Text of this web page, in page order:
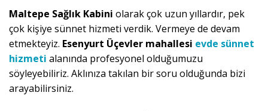
Maltepe Sağlık Kabini olarak çok uzun yıllardır, pek
çok kişiye sünnet hizmeti verdik. Vermeye de devam
etmekteyiz. Esenyurt Üçevler mahallesi evde sünnet
hizmeti alanında profesyonel olduğumuzu
söyleyebiliriz. Aklınıza takılan bir soru olduğunda bizi
arayabilirsiniz.